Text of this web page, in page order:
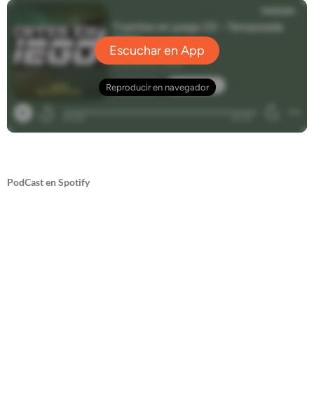
PodCast en Spotify